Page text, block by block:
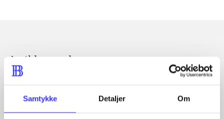
Samtykke Detaljer Om
Artikler med samme emner
Fra